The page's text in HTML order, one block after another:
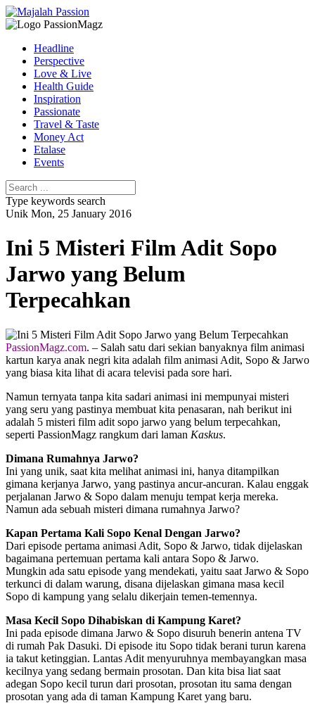
Headline
Perspective
Love & Live
Health Guide
Inspiration
Passionate
Travel & Taste
Money Act
Etalase
Events
Type keywords search
Unik Mon, 25 January 2016
Ini 5 Misteri Film Adit Sopo
Jarwo yang Belum
Terpecahkan
PassionMagz.com. – Salah satu dari sekian banyaknya film animasi
kartun karya anak negri kita adalah film animasi Adit, Sopo & Jarwo
yang biasa kita lihat di acara televisi pada sore hari.
Namun ternyata tanpa kita sadari animasi ini mempunyai misteri
yang seru yang pastinya membuat kita penasaran, nah berikut ini
adalah 5 misteri film adit sopo jarwo yang belum terpecahkan,
seperti PassionMagz rangkum dari laman Kaskus.
Dimana Rumahnya Jarwo?
Ini yang unik, saat kita melihat animasi ini, hanya ditampilkan
gimana kerjanya Jarwo, yang pastinya ancur-ancuran. Kalau enggak
perjalanan Jarwo & Sopo dalam menuju tempat kerja mereka.
Namun ada sebuah misteri dimana rumahnya Jarwo?
Kapan Pertama Kali Sopo Kenal Dengan Jarwo?
Dari episode pertama animasi Adit, Sopo & Jarwo, tidak dijelaskan
bagaimana pertemuan pertama kali antara Sopo & Jarwo.
Mungkin ada satu episode yang mendekati, yaitu saat Jarwo & Sopo
terkunci di dalam warung, disana dijelaskan gimana masa kecil
Sopo di kampung yang selalu dikerjain temen-temennya.
Masa Kecil Sopo Dihabiskan di Kampung Karet?
Ini pada episode dimana Jarwo & Sopo disuruh benerin antena TV
di rumah Pak Dasuki. Di episode itu Sopo tidak berani turun karena
ia takut ketinggian. Lantas Adit menyuruhnya membayangkan masa
kecilnya yang sedang bermain prosotan. Dan kita bisa liat saat
adegan Sopo kecil turun dari prosotan, prosotan itu sama dengan
prosotan yang ada di taman Kampung Karet yang baru.